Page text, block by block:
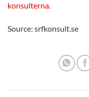
konsulterna.
Source: srfkonsult.se